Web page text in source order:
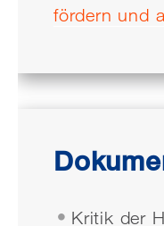
fördern und
Kritik der